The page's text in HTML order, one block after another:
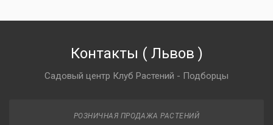
Контакты ( Львов )
Садовый центр Клуб Растений - Подборцы
РОЗНИЧНАЯ ПРОДАЖА РАСТЕНИЙ